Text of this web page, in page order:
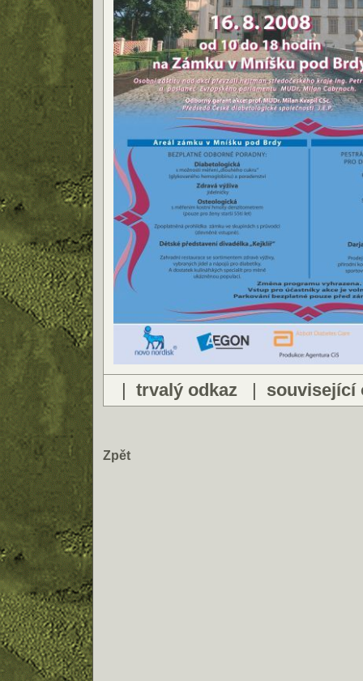
| trvalý odkaz | související
Zpět